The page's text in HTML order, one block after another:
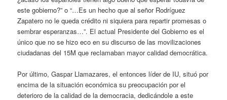
este gobierno?” o “…Es un hecho que al señor Rodríguez
Zapatero no le queda crédito ni siquiera para repartir promesas o
sembrar esperanzas…”. El actual Presidente del Gobierno es el
único que no se hizo eco en su discurso de las movilizaciones
ciudadanas del 15M que reclamaban mayor calidad democrática.
Por último, Gaspar Llamazares, el entonces líder de IU, situó por
encima de la situación económica su preocupación por el
deterioro de la calidad de la democracia, dedicándole a este